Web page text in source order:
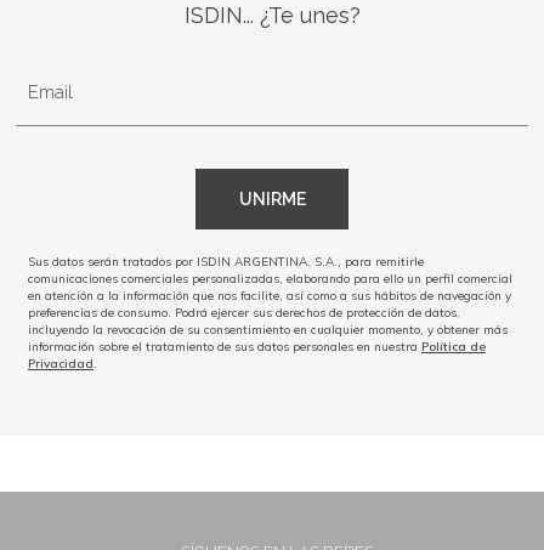
ISDIN... ¿Te unes?
Email
UNIRME
Sus datos serán tratados por ISDIN ARGENTINA, S.A., para remitirle
comunicaciones comerciales personalizadas, elaborando para ello un perfil comercial
en atención a la información que nos facilite, así como a sus hábitos de navegación y
preferencias de consumo. Podrá ejercer sus derechos de protección de datos,
incluyendo la revocación de su consentimiento en cualquier momento, y obtener más
información sobre el tratamiento de sus datos personales en nuestra Política de
Privacidad